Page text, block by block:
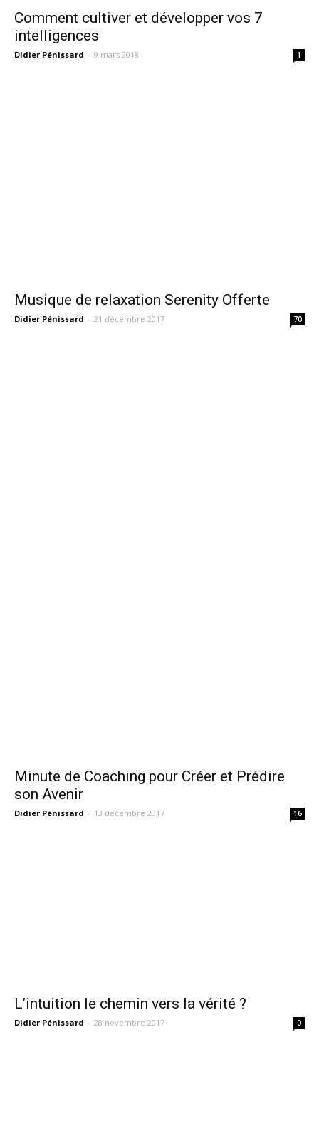
Comment cultiver et développer vos 7
intelligences
Didier Pénissard - 9 mars 2018 1
Musique de relaxation Serenity Offerte
Didier Pénissard - 21 décembre 2017 70
Minute de Coaching pour Créer et Prédire
son Avenir
Didier Pénissard - 13 décembre 2017 16
L’intuition le chemin vers la vérité ?
Didier Pénissard - 28 novembre 2017 0